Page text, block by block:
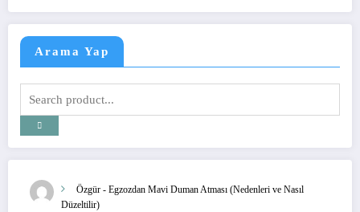
Arama Yap
Özgür - Egzozdan Mavi Duman Atması (Nedenleri ve Nasıl
Düzeltilir)